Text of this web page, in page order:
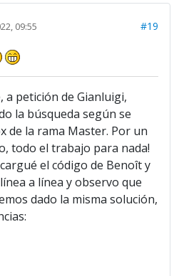
09:55 #19
a petición de Gianluigi,
la búsqueda según se
de la rama Master. Por un
todo el trabajo para nada!
el código de Benoît y
a línea y observo que
dado la misma solución,